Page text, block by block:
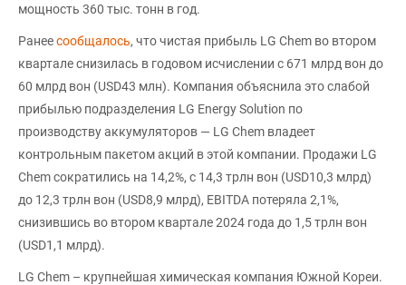
мощность 360 тыс. тонн в год.
Ранеесообщалось, что чистая прибыль LG Chem во втором
квартале снизилась в годовом исчислении с 671 млрд вон до
60 млрд вон (USD43 млн). Компания объяснила это слабой
прибылью подразделения LG Energy Solution по
производству аккумуляторов — LG Chem владеет
контрольным пакетом акций в этой компании. Продажи LG
Chem сократились на 14,2%, с 14,3 трлн вон (USD10,3 млрд)
до 12,3 трлн вон (USD8,9 млрд), EBITDA потеряла 2,1%,
снизившись во втором квартале 2024 года до 1,5 трлн вон
(USD1,1 млрд).
LG Chem – крупнейшая химическая компания Южной Кореи.